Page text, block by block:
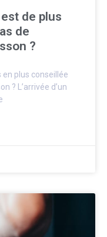
de plus
de
?
en plus conseillée
? L’arrivée d’un